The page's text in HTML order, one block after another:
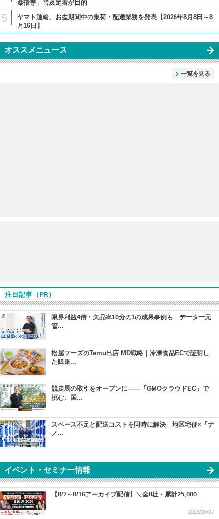
薬指導」普及定着が目的
5
ヤマト運輸、お盆期間中の集荷・配達業務を発表【2026年8月8日～8
月16日】
オススメニュース
一覧を見る
注目記事（PR）
限界利益4倍・欠品率10分の1の成果事例も データ一元
管...
松屋フーズのTemu出店 MD戦略｜冷凍食品ECで証明し
た販路...
競走馬の取引をオープンに――「GMOクラウドEC」で
挑む、国...
スペース不足と配送コストを同時に解決 地区宅便×「ナ
ノ...
イベント・セミナー情報
【8/7～8/16アーカイブ配信】＼全8社・累計25,000...
2026/08/07